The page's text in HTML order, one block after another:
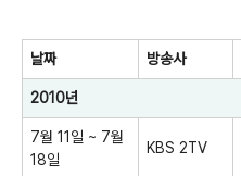
날짜 방송사
2010년
7월 11일 ~ 7월
18일
KBS 2TV